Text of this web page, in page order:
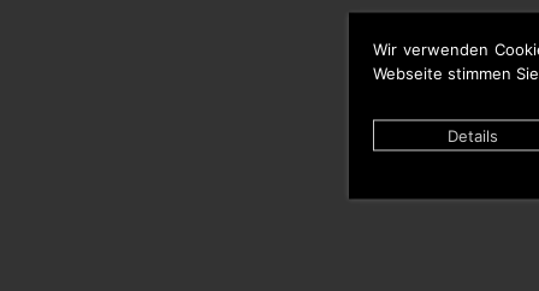
Wir verwenden
Webseite stimmen
Details